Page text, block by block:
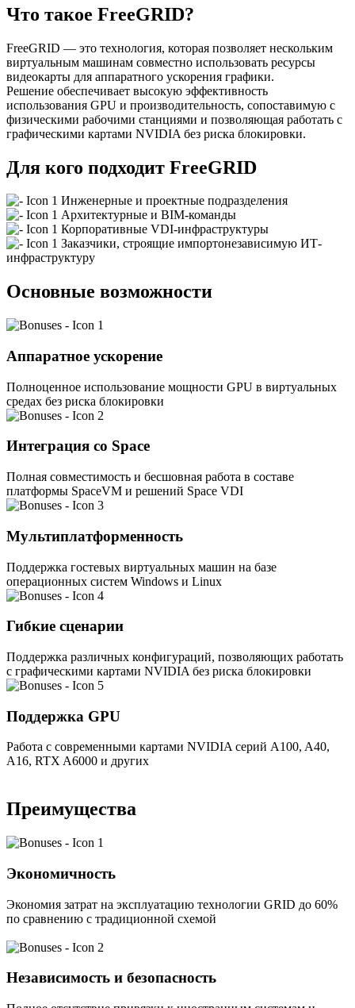
Что такое FreeGRID?
FreeGRID — это технология, которая позволяет нескольким
виртуальным машинам совместно использовать ресурсы
видеокарты для аппаратного ускорения графики.
Решение обеспечивает высокую эффективность
использования GPU и производительность, сопоставимую с
физическими рабочими станциями и позволяющая работать с
графическими картами NVIDIA без риска блокировки.
Для кого подходит FreeGRID
Инженерные и проектные подразделения
Архитектурные и BIM-команды
Корпоративные VDI-инфраструктуры
Заказчики, строящие импортонезависимую ИТ-
инфраструктуру
Основные возможности
Аппаратное ускорение
Полноценное использование мощности GPU в виртуальных
средах без риска блокировки
Интеграция со Space
Полная совместимость и бесшовная работа в составе
платформы SpaceVM и решений Space VDI
Мультиплатформенность
Поддержка гостевых виртуальных машин на базе
операционных систем Windows и Linux
Гибкие сценарии
Поддержка различных конфигураций, позволяющих работать
с графическими картами NVIDIA без риска блокировки
Поддержка GPU
Работа с современными картами NVIDIA серий A100, A40,
A16, RTX A6000 и других
Преимущества
Экономичность
Экономия затрат на эксплуатацию технологии GRID до 60%
по сравнению с традиционной схемой
Независимость и безопасность